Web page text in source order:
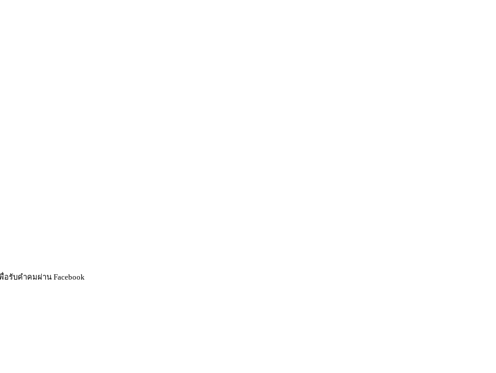
อรับคำคมผ่าน Facebook